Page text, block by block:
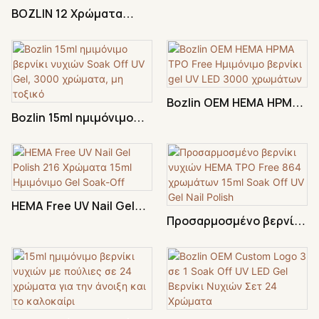
αποτέλεσμα; Ένα
που προσφέρει άψογη
κάλυψη με μία μόνο στρώση
- συνδυάζοντας την ηρεμία
με την απαράμιλλη
που προσφέρει άψογη
κάλυψη με μία μόνο στρώση
- συνδυάζοντας την ηρεμία
με την απαράμιλλη
BOZLIN 12 Χρώματα
Νυχιών Ζωγραφικής
Liner Gel Polish
Χονδρέμπορος
Bozlin 15ml ημιμόνιμο
UV Gel, 3000 χρώματα,
μη τοξικό
Bozlin OEM HEMA HPMA
χρωμάτων
HEMA Free UV Nail Gel
Προσαρμοσμένο βερνίκι
864 χρωμάτων 15ml Soak
Off UV Gel Nail Polish